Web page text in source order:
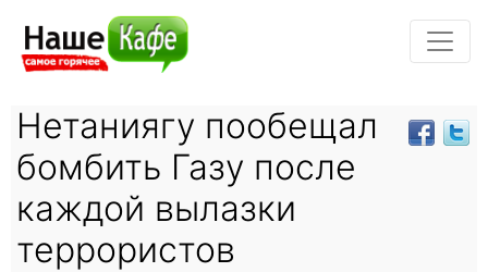
Нетаниягу пообещал
бомбить Газу после
каждой вылазки
террористов